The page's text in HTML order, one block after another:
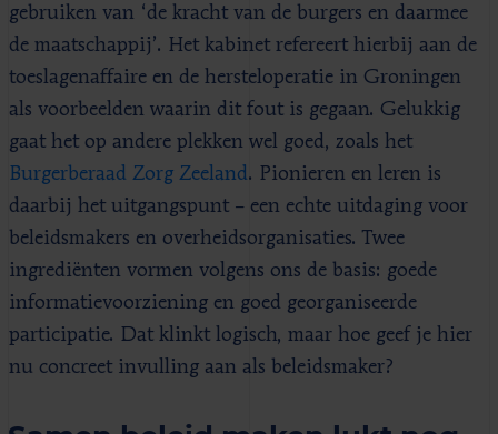
gebruiken van ‘de kracht van de burgers en daarmee
de maatschappij’. Het kabinet refereert hierbij aan de
toeslagenaffaire en de hersteloperatie in Groningen
als voorbeelden waarin dit fout is gegaan. Gelukkig
gaat het op andere plekken wel goed, zoals het
Burgerberaad Zorg Zeeland. Pionieren en leren is
daarbij het uitgangspunt – een echte uitdaging voor
beleidsmakers en overheidsorganisaties. Twee
ingrediënten vormen volgens ons de basis: goede
informatievoorziening en goed georganiseerde
participatie. Dat klinkt logisch, maar hoe geef je hier
nu concreet invulling aan als beleidsmaker?